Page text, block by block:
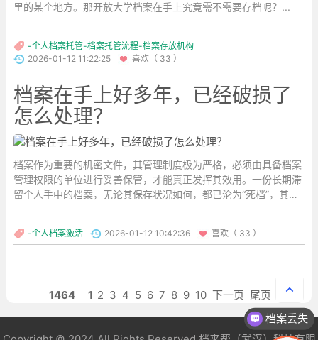
里的某个地方。那开放大学档案在手上究竟需不需要存档呢？...
-个人档案托管-档案托管流程-档案存放机构
2026-01-12 11:22:25
喜欢（ 33 ）
档案在手上好多年，已经破损了
怎么处理？
档案作为重要的机密文件，其管理制度极为严格，必须由具备档案
管理权限的单位进行妥善保管，才能真正发挥其效用。一份长期滞
留个人手中的档案，无论其保存状况如何，都已沦为“死档”，其价
-个人档案激活 2026-01-12 10:42:36 喜欢（ 33 ）
1464 1 2 3 4 5 6 7 8 9 10 下一页 尾页
档案丢失
非统招建档